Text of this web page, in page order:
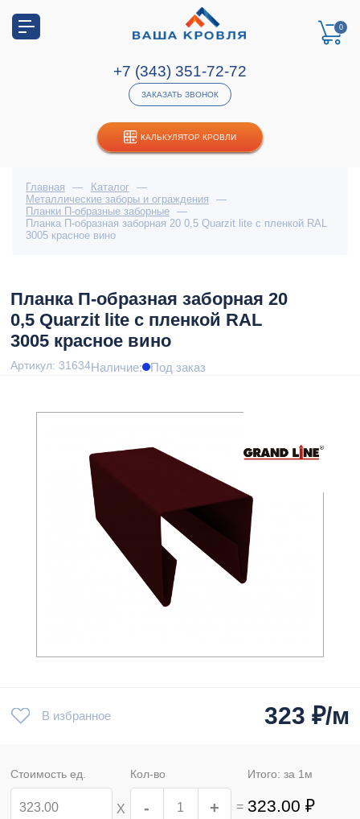
КАЛЬКУЛЯТОР КРОВЛИ
0
+7 (343) 351-72-72
ЗАКАЗАТЬ ЗВОНОК
Главная — Каталог
—
Металлические заборы и ограждения
—
Планки П-образные заборные
—
Планка П-образная заборная 20 0,5 Quarzit lite с пленкой RAL
3005 красное вино
Планка П-образная заборная 20
0,5 Quarzit lite с пленкой RAL
3005 красное вино
Артикул: 31634Наличие: Под заказ
В избранное 323 ₽/м
Стоимость ед.
Х
Кол-во
- + =
Итого: за 1 м
323.00 ₽